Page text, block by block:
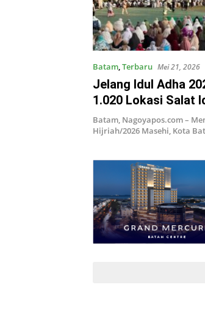
Batam,Terbaru Mei 21, 2026
Jelang Idul Adha
1.020 Lokasi Salat
Kurban
Batam, Nagoyapos.com –
Hijriah/2026 Masehi, Kota